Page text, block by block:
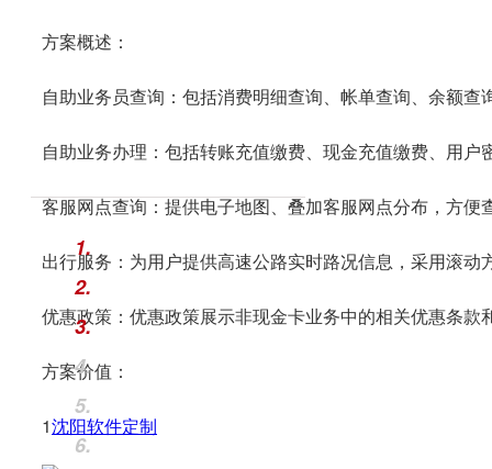
方案概述：
自助业务员查询：包括消费明细查询、帐单查询、余额查
自助业务办理：包括转账充值缴费、现金充值缴费、用
客服网点查询：提供电子地图、叠加客服网点分布，方便
出行服务：为用户提供高速公路实时路况信息，采用滚
优惠政策：优惠政策展示非现金卡业务中的相关优惠条款
方案价值：
1沈阳软件定制
1.
2.
3.
4.
5.
6.